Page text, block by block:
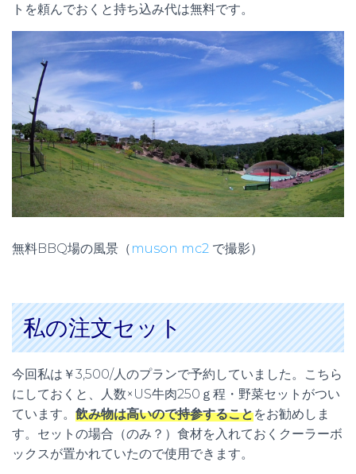
トを頼んでおくと持ち込み代は無料です。
無料BBQ場の風景（ muson mc2 で撮影）
私の注文セット
今回私は￥3,500/人のプランで予約していました。こちら
にしておくと、人数×US牛肉250ｇ程・野菜セットがつい
ています。 飲み物は高いので持参することをお勧めしま
す。セットの場合（のみ？）食材を入れておくクーラーボ
ックスが置かれていたので使用できます。